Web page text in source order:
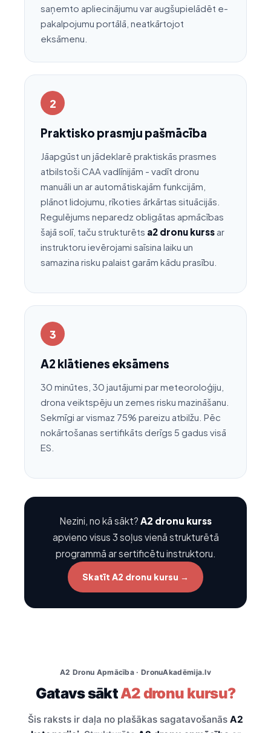
saņemto apliecinājumu var augšupielādēt e-
pakalpojumu portālā, neatkārtojot
eksāmenu.
2
Praktisko prasmju pašmācība
Jāapgūst un jādeklarē praktiskās prasmes
atbilstoši CAA vadlīnijām - vadīt dronu
manuāli un ar automātiskajām funkcijām,
plānot lidojumu, rīkoties ārkārtas situācijās.
Regulējums neparedz obligātas apmācības
šajā solī, taču strukturēts a2 dronu kurss ar
instruktoru ievērojami saīsina laiku un
samazina risku palaist garām kādu prasību.
3
A2 klātienes eksāmens
30 minūtes, 30 jautājumi par meteoroloģiju,
drona veiktspēju un zemes risku mazināšanu.
Sekmīgi ar vismaz 75% pareizu atbilžu. Pēc
nokārtošanas sertifikāts derīgs 5 gadus visā
ES.
Nezini, no kā sākt? A2 dronu kurss
apvieno visus 3 soļus vienā strukturētā
programmā ar sertificētu instruktoru.
Skatīt A2 dronu kursu →
A2 Dronu Apmācība · DronuAkadēmija.lv
Gatavs sāktA2 dronu kursu?
Šis raksts ir daļa no plašākas sagatavošanās A2